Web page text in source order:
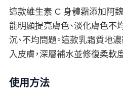
這款維生素 C 身體霜添加阿魏
能明顯提亮膚色、淡化膚色不
沉、不均問題。這款乳霜質地
入皮膚，深層補水並修復柔軟度
使用方法